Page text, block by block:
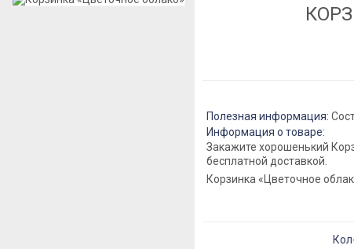
Полезная информация:
Информация о товаре:
Закажите хорошенький
бесплатной доставкой.
Корзинка «Цветочное